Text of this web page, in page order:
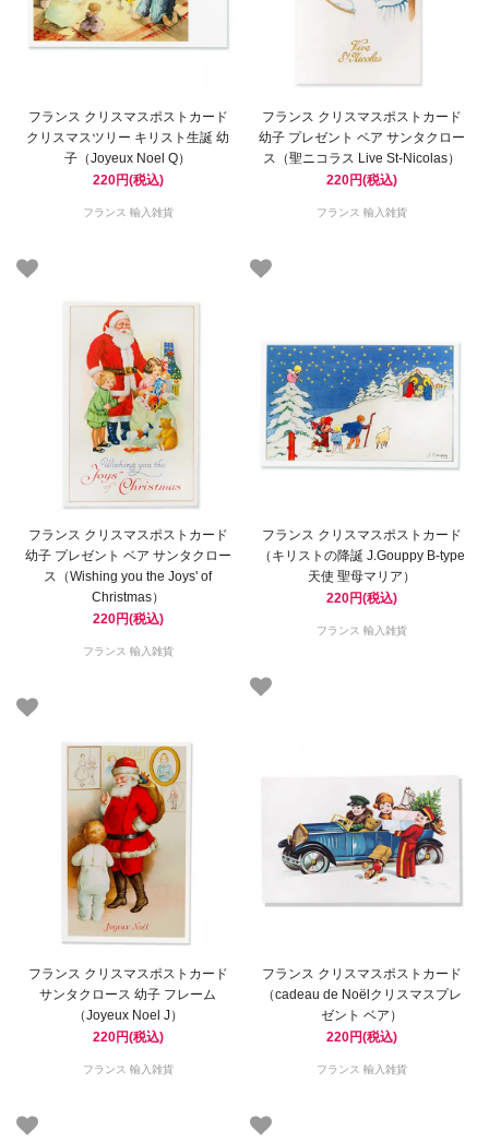
フランス クリスマスポストカード
クリスマスツリー キリスト生誕 幼
子（Joyeux Noel Q）
220円(税込)
フランス 輸入雑貨
フランス クリスマスポストカード
幼子 プレゼント ベア サンタクロー
ス（聖ニコラス Live St-Nicolas）
220円(税込)
フランス 輸入雑貨
フランス クリスマスポストカード
幼子 プレゼント ベア サンタクロー
ス（Wishing you the Joys' of
Christmas）
220円(税込)
フランス 輸入雑貨
フランス クリスマスポストカード
（キリストの降誕 J.Gouppy B-type
天使 聖母マリア）
220円(税込)
フランス 輸入雑貨
フランス クリスマスポストカード
サンタクロース 幼子 フレーム
（Joyeux Noel J）
220円(税込)
フランス 輸入雑貨
フランス クリスマスポストカード
（cadeau de Noëlクリスマスプレ
ゼント ベア）
220円(税込)
フランス 輸入雑貨